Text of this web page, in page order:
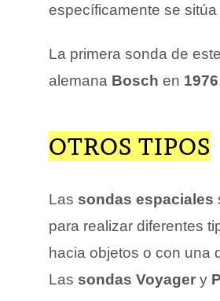
específicamente se
La primera sonda de
alemana Bosch en 1976
OTROS TIPOS
Las sondas espaciales
para realizar diferentes
hacia objetos o con una
Las sondas Voyager y